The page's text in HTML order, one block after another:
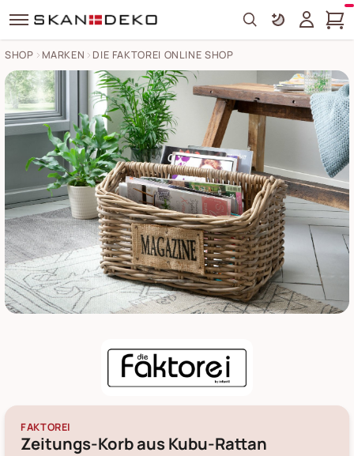
Search
SHOP MARKEN DIE FAKTOREI ONLINE SHOP
FAKTOREI
Zeitungs-Korb aus Kubu-Rattan